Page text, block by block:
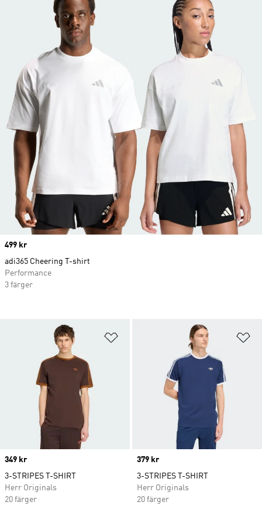
Lägg till på önskelistan
Price
349 kr
3-STRIPES T-SHIRT
Herr Originals
20 färger
Price
379 kr
3-STRIPES T-SHIRT
Herr Originals
20 färger
Price
499 kr
adi365 Cheering T-shirt
Performance
3 färger